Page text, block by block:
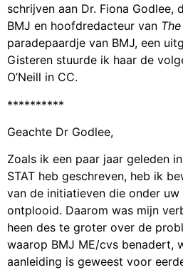
schrijven aan Dr. Fiona Godlee,
BMJ en hoofdredacteur van
paradepaardje van BMJ, een
Gisteren stuurde ik haar de
O’Neill in CC.
**********
Geachte Dr Godlee,
Zoals ik een paar jaar geleden
STAT heb geschreven, heb ik
van de initiatieven die onder
ontplooid. Daarom was mijn
heen des te groter over de
waarop BMJ ME/cvs benadert,
aanleiding is geweest voor